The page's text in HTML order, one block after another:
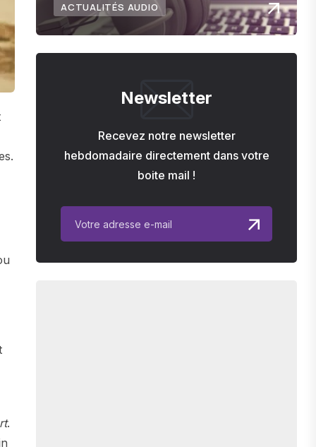
.
ACTUALITÉS AUDIO
Newsletter
Recevez notre newsletter
hebdomadaire directement dans votre
boite mail !